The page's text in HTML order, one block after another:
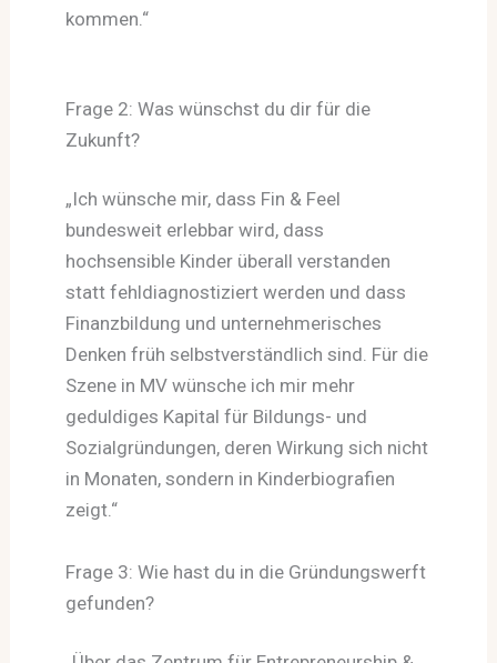
kommen.“
Frage 2: Was wünschst du dir für die
Zukunft?
„Ich wünsche mir, dass Fin & Feel
bundesweit erlebbar wird, dass
hochsensible Kinder überall verstanden
statt fehldiagnostiziert werden und dass
Finanzbildung und unternehmerisches
Denken früh selbstverständlich sind. Für die
Szene in MV wünsche ich mir mehr
geduldiges Kapital für Bildungs- und
Sozialgründungen, deren Wirkung sich nicht
in Monaten, sondern in Kinderbiografien
zeigt.“
Frage 3: Wie hast du in die Gründungswerft
gefunden?